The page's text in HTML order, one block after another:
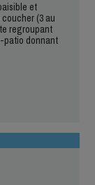
et
(3 au
regroupant
patio donnant